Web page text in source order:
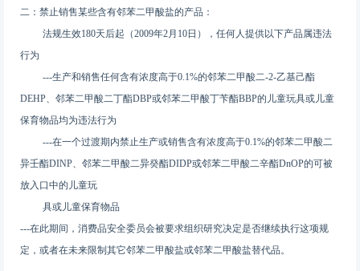
二：禁止销售某些含有邻苯二甲酸盐的产品：
法规生效180天后起（2009年2月10日），任何人提供以下产品属违法
行为
---生产和销售任何含有浓度高于0.1%的邻苯二甲酸二-2-乙基己酯
DEHP、邻苯二甲酸二丁酯DBP或邻苯二甲酸丁苄酯BBP的儿童玩具或儿童
保育物品均为违法行为
---在一个过渡期内禁止生产或销售含有浓度高于0.1%的邻苯二甲酸二
异壬酯DINP、邻苯二甲酸二异癸酯DIDP或邻苯二甲酸二辛酯DnOP的可被
放入口中的儿童玩
具或儿童保育物品
---在此期间，消费品安全委员会被要求组织研究决定是否继续执行这项规
定，或者在未来限制其它邻苯二甲酸盐或邻苯二甲酸盐替代品。